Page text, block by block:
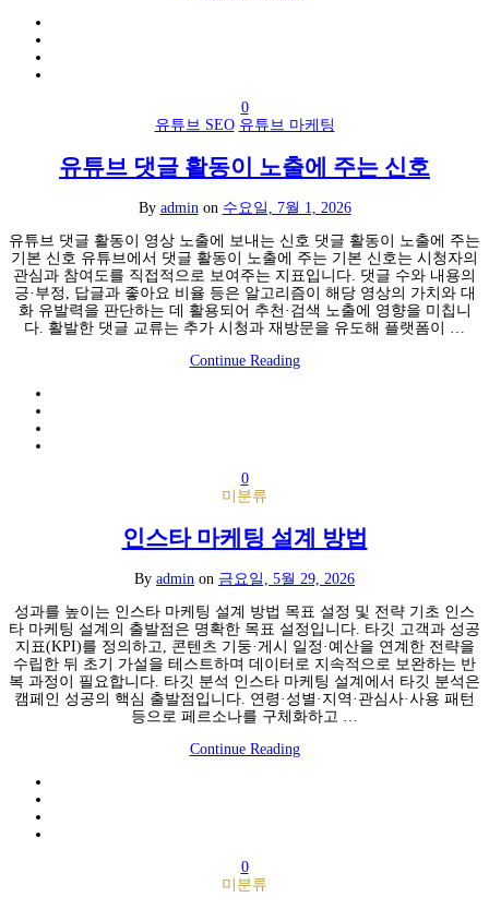
0
유튜브 SEO 유튜브 마케팅
유튜브 댓글 활동이 노출에 주는 신호
By admin on 수요일, 7월 1, 2026
유튜브 댓글 활동이 영상 노출에 보내는 신호 댓글 활동이 노출에 주는
기본 신호 유튜브에서 댓글 활동이 노출에 주는 기본 신호는 시청자의
관심과 참여도를 직접적으로 보여주는 지표입니다. 댓글 수와 내용의
긍·부정, 답글과 좋아요 비율 등은 알고리즘이 해당 영상의 가치와 대
화 유발력을 판단하는 데 활용되어 추천·검색 노출에 영향을 미칩니
다. 활발한 댓글 교류는 추가 시청과 재방문을 유도해 플랫폼이 …
Continue Reading
0
미분류
인스타 마케팅 설계 방법
By admin on 금요일, 5월 29, 2026
성과를 높이는 인스타 마케팅 설계 방법 목표 설정 및 전략 기초 인스
타 마케팅 설계의 출발점은 명확한 목표 설정입니다. 타깃 고객과 성공
지표(KPI)를 정의하고, 콘텐츠 기둥·게시 일정·예산을 연계한 전략을
수립한 뒤 초기 가설을 테스트하며 데이터로 지속적으로 보완하는 반
복 과정이 필요합니다. 타깃 분석 인스타 마케팅 설계에서 타깃 분석은
캠페인 성공의 핵심 출발점입니다. 연령·성별·지역·관심사·사용 패턴
등으로 페르소나를 구체화하고 …
Continue Reading
0
미분류